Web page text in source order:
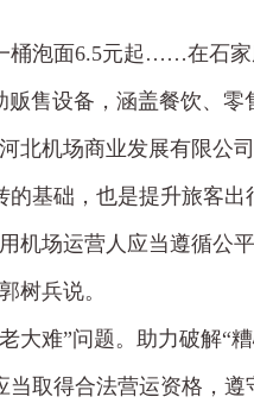
桶泡面6.5元起……在石
贩售设备，涵盖餐饮、
北机场商业发展有限公
的基础，也是提升旅客
机场运营人应当遵循
树兵说。
大难”问题。助力破解“
取得合法营运资格，遵